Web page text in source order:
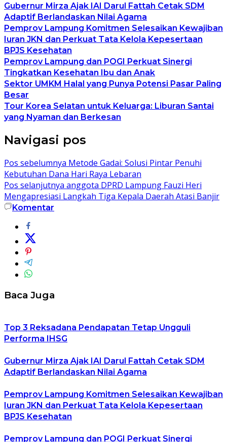
Gubernur Mirza Ajak IAI Darul Fattah Cetak SDM
Adaptif Berlandaskan Nilai Agama
Pemprov Lampung Komitmen Selesaikan Kewajiban
Iuran JKN dan Perkuat Tata Kelola Kepesertaan
BPJS Kesehatan
Pemprov Lampung dan POGI Perkuat Sinergi
Tingkatkan Kesehatan Ibu dan Anak
Sektor UMKM Halal yang Punya Potensi Pasar Paling
Besar
Tour Korea Selatan untuk Keluarga: Liburan Santai
yang Nyaman dan Berkesan
Navigasi pos
Pos sebelumnya Metode Gadai: Solusi Pintar Penuhi
Kebutuhan Dana Hari Raya Lebaran
Pos selanjutnya anggota DPRD Lampung Fauzi Heri
Mengapresiasi Langkah Tiga Kepala Daerah Atasi Banjir
Komentar
Baca Juga
Top 3 Reksadana Pendapatan Tetap Ungguli
Performa IHSG
Gubernur Mirza Ajak IAI Darul Fattah Cetak SDM
Adaptif Berlandaskan Nilai Agama
Pemprov Lampung Komitmen Selesaikan Kewajiban
Iuran JKN dan Perkuat Tata Kelola Kepesertaan
BPJS Kesehatan
Pemprov Lampung dan POGI Perkuat Sinergi